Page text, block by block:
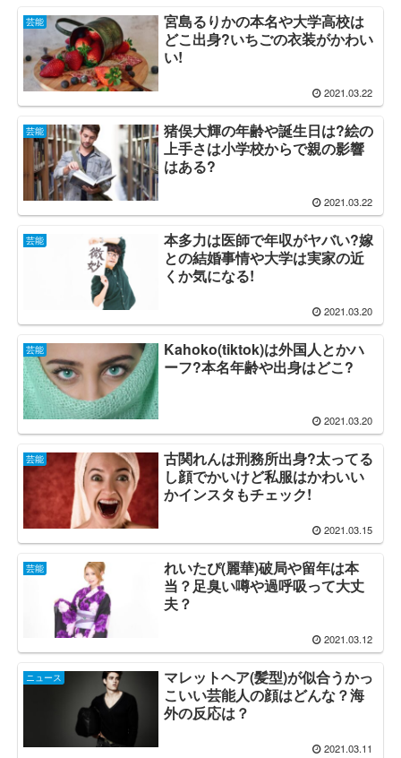
芸能
宮島るりかの本名や大学高校は
どこ出身?いちごの衣装がかわい
い!
2021.03.22
芸能
猪俣大輝の年齢や誕生日は?絵の
上手さは小学校からで親の影響
はある?
2021.03.22
芸能
本多力は医師で年収がヤバい?嫁
との結婚事情や大学は実家の近
くか気になる!
2021.03.20
芸能
Kahoko(tiktok)は外国人とかハ
ーフ?本名年齢や出身はどこ?
2021.03.20
芸能
古関れんは刑務所出身?太ってる
し顔でかいけど私服はかわいい
かインスタもチェック!
2021.03.15
芸能
れいたぴ(麗華)破局や留年は本
当？足臭い噂や過呼吸って大丈
夫？
2021.03.12
ニュース
マレットヘア(髪型)が似合うかっ
こいい芸能人の顔はどんな？海
外の反応は？
2021.03.11